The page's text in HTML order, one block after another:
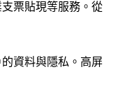
票貼現等服務。從
資料與隱私。高屏